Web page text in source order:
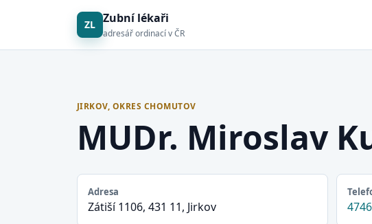
ZL Zubní lékaři
adresář ordinací v ČR
JIRKOV, OKRES CHOMUTOV
MUDr. Miroslav
Adresa
Zátiší 1106, 431 11, Jirkov